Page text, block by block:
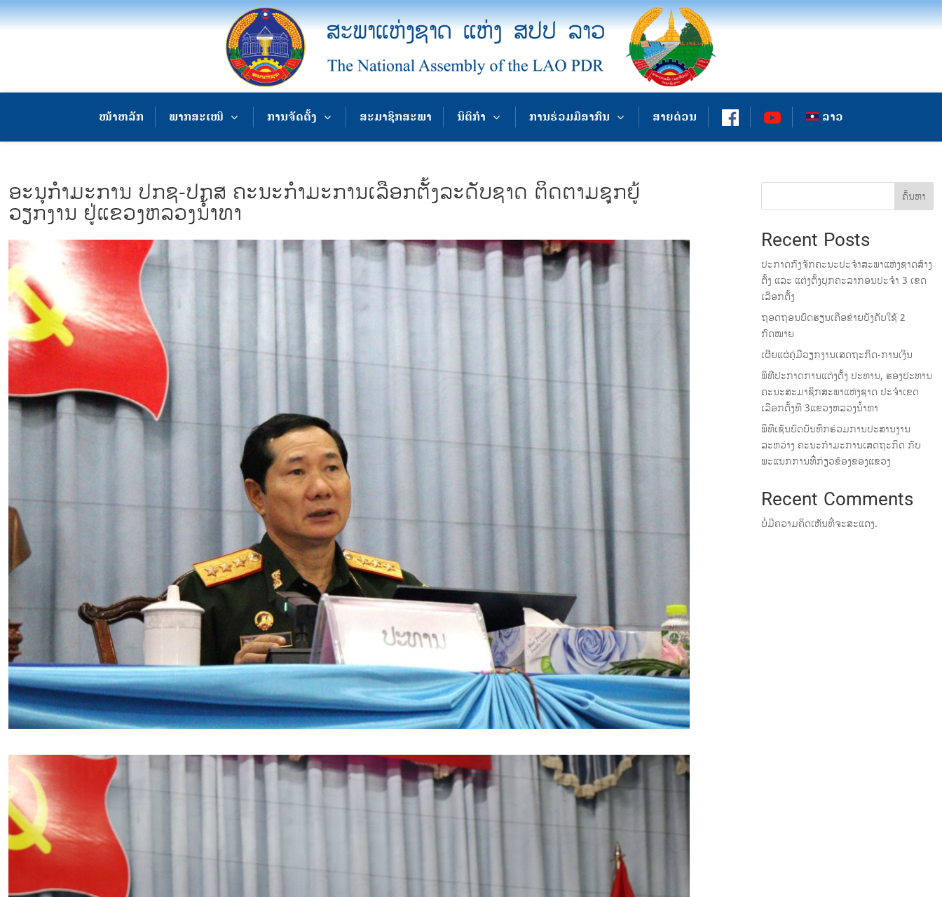
ໜ້າຫລັກ ພາກສະເໜີ ການຈັດຕັ້ງ ສະມາຊິກສະພາ ນິຕິກຳ ການຮ່ວມມືສາກົນ ສາຍດ່ວນ ລາວ
ອະນຸກຳມະການ ປກຊ-ປກສ ຄະນະກຳມະການເລືອກຕັ້ງລະດັບຊາດ ຕິດຕາມຊຸກຍູ້
ວຽກງານ ຢູ່ແຂວງຫລວງນ້ຳທາ
ຄົ້ນຫາ
Recent Posts
ປະກາດກົງຈັກຄະນະປະຈໍາສະພາແຫ່ງຊາດສ້າງ
ຕັ້ງ ແລະ ແຕ່ງຕັ້ງບຸກຄະລາກອນປະຈໍາ 3 ເຂດ
ເລືອກຕັ້ງ
ຖອດຖອນບົດຮຽນເຄືອຂ່າຍບັງຄັບໃຊ້ 2
ກົດໝາຍ
ເຜີຍແຜ່ຄູ່ມືວຽກງານເສດຖະກິດ-ການເງິນ
ພິທີປະກາດການແຕ່ງຕັ້ງ ປະທານ, ຮອງປະທານ
ຄະນະສະມາຊິກສະພາແຫ່ງຊາດ ປະຈຳເຂດ
ເລືອກຕັ້ງທີ 3ແຂວງຫລວງນ້ຳທາ
ພິທີເຊັນບົດບັນທຶກຮ່ວມການປະສານງານ
ລະຫວ່າງ ຄະນະກຳມະການເສດຖະກິດ ກັບ
ພະແນກການທີ່ກ່ຽວຂ້ອງຂອງແຂວງ
Recent Comments
ບໍ່ມີຄວາມຄິດເຫັນທີ່ຈະສະແດງ.